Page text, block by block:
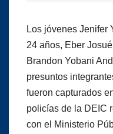
Los jóvenes Jenifer
24 años, Eber
Brandon Yobani
presuntos
fueron capturados
policías de la DEIC
con el Ministerio